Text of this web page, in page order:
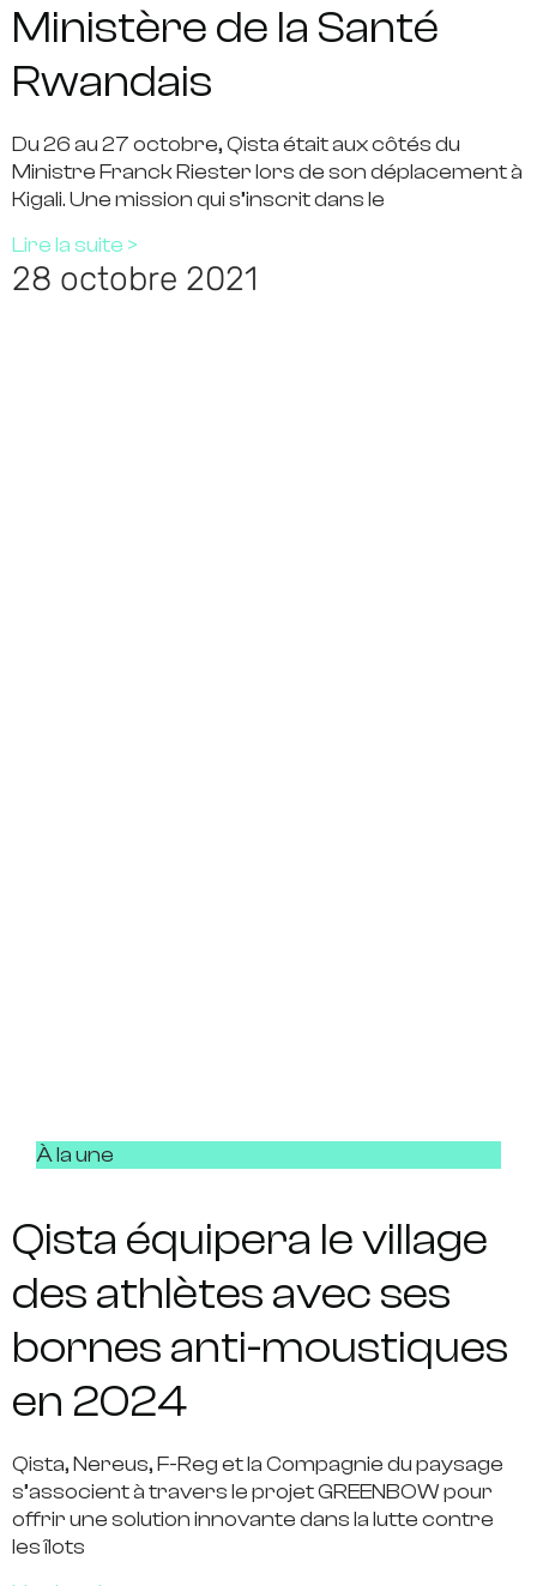
Ministère de la Santé
Rwandais
Du 26 au 27 octobre, Qista était aux côtés du
Ministre Franck Riester lors de son déplacement à
Kigali. Une mission qui s’inscrit dans le
Lire la suite >
28 octobre 2021
À la une
Qista équipera le village
des athlètes avec ses
bornes anti-moustiques
en 2024
Qista, Nereus, F-Reg et la Compagnie du paysage
s’associent à travers le projet GREENBOW pour
offrir une solution innovante dans la lutte contre
les îlots